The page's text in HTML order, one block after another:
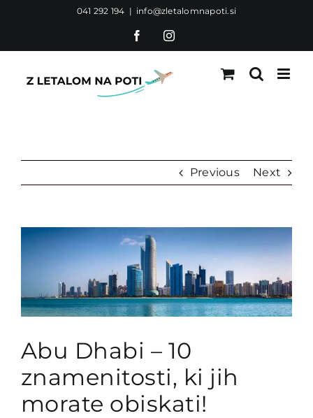
041 292 194 | info@zletalomnapoti.si
FacebookInstagram
Previous Next
View
Abu Dhabi – 10
znamenitosti, ki jih
morate obiskati!